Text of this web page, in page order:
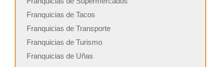
Franquicias de Tacos
Franquicias de Transporte
Franquicias de Turismo
Franquicias de Uñas